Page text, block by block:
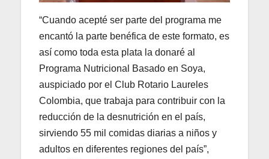
“Cuando acepté ser parte del programa me
encantó la parte benéfica de este formato, es
así como toda esta plata la donaré al
Programa Nutricional Basado en Soya,
auspiciado por el Club Rotario Laureles
Colombia, que trabaja para contribuir con la
reducción de la desnutrición en el país,
sirviendo 55 mil comidas diarias a niños y
adultos en diferentes regiones del país”,